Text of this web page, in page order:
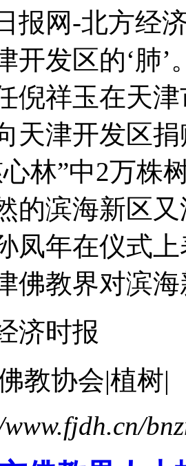
报网-北方经
开发区的‘肺’
倪祥玉在天
天津开发区
林”中2万株
的滨海新区
凤年在仪式
佛教界对滨
济时报
教协会|植树|